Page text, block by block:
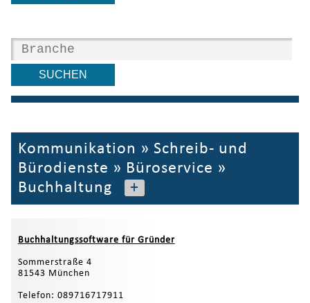
Kommunikation » Schreib- und
Bürodienste » Büroservice »
Buchhaltung
+
Buchhaltungssoftware für Gründer
Sommerstraße 4
81543 München
Telefon: 089716717911